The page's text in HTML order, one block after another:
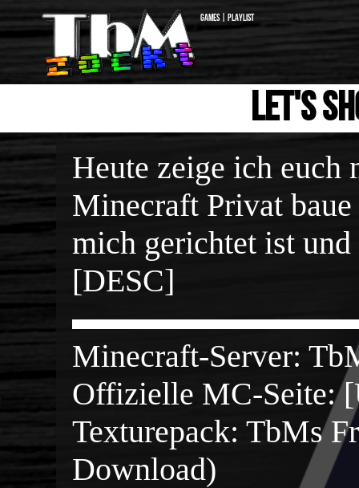
Games | Playlist
Let's
Heute zeige ich euch
Minecraft Privat
mich gerichtet ist
[DESC]
Minecraft-Server:
Offizielle MC-Seite:
Texturepack: TbMs
Download)